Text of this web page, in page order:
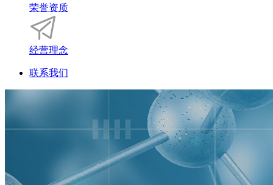
荣誉资质
经营理念
联系我们